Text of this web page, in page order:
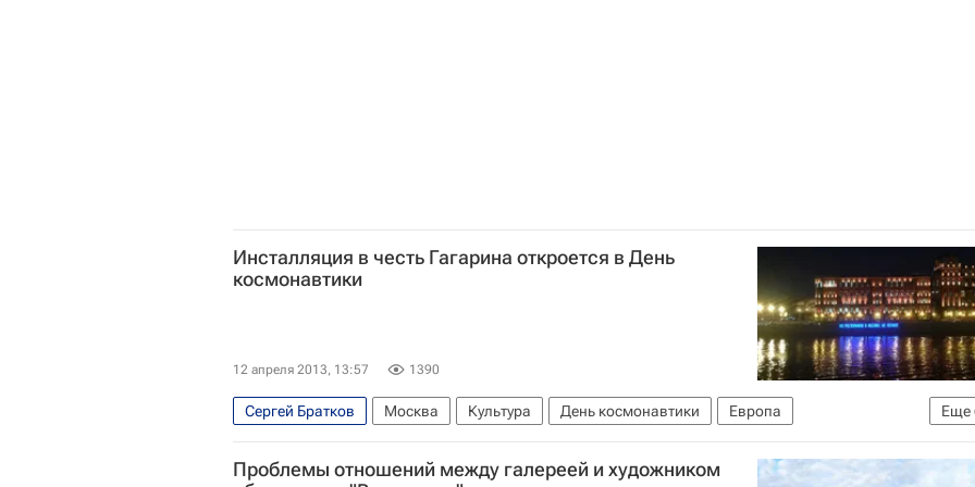
Инсталляция в честь Гагарина откроется в День
космонавтики
12 апреля 2013, 13:57 1390
Еще
Сергей Братков Москва Культура День космонавтики
Европа
Центральный ФО
Весь мир
Юрий Гагарин (космонавт)
Парк культуры имени Горького
e73b904a79b509825de918a918633ef8
Проблемы отношений между галереей и художником